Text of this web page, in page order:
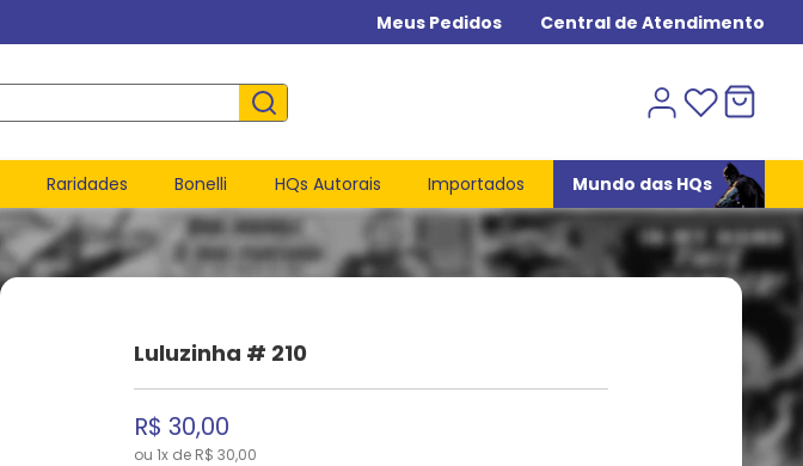
Meus Pedidos Central de Atendimento
Raridades Bonelli HQs Autorais Importados Mundo das HQs
Luluzinha # 210
R$ 30,00
ou 1x de R$ 30,00